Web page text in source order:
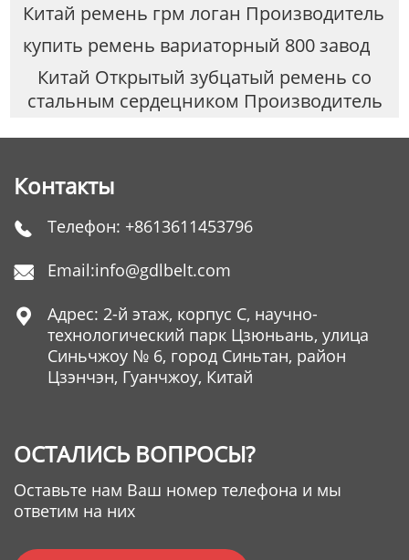
Китай ремень грм логан Производитель
купить ремень вариаторный 800 завод
Китай Открытый зубцатый ремень со
стальным сердецником Производитель
Контакты
 Телефон: +8613611453796
 Email:info@gdlbelt.com

Адрес: 2-й этаж, корпус C, научно-
технологический парк Цзюньань, улица
Синьчжоу № 6, город Синьтан, район
Цзэнчэн, Гуанчжоу, Китай
ОСТАЛИСЬ ВОПРОСЫ?
Оставьте нам Ваш номер телефона и мы
ответим на них